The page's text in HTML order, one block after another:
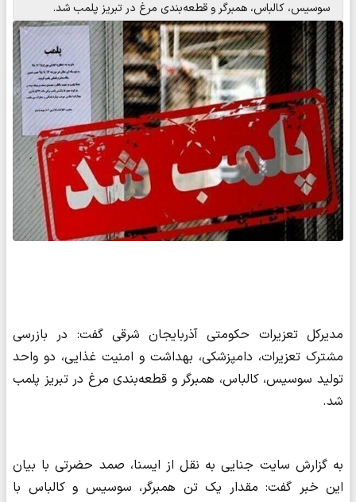
سوسیس، کالباس، همبرگر و قطعه‌بندی مرغ در تبریز پلمب شد.
مدیرکل تعزیرات حکومتی آذربایجان شرقی گفت: در بازرسی
مشترک تعزیرات، دامپزشکی، بهداشت و امنیت غذایی، دو واحد
تولید سوسیس، کالباس، همبرگر و قطعه‌بندی مرغ در تبریز پلمب
شد.
به گزارش سایت جنایی به نقل از ایسنا، صمد حضرتی با بیان
این خبر گفت: مقدار یک تن همبرگر، سوسیس و کالباس با